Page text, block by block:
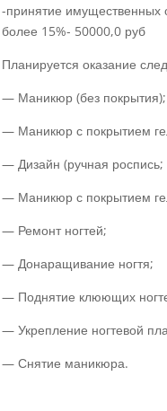
-принятие имущественных
более 15%- 50000,0 руб
Планируется оказание
— Маникюр (без покрытия);
— Маникюр с покрытием
— Дизайн (ручная роспись;
— Маникюр с покрытием
— Ремонт ногтей;
— Донаращивание ногтя;
— Поднятие клюющих
— Укрепление ногтевой
— Снятие маникюра.